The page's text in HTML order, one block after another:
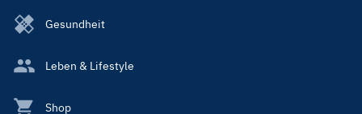
Gesundheit
Leben & Lifestyle
Shop